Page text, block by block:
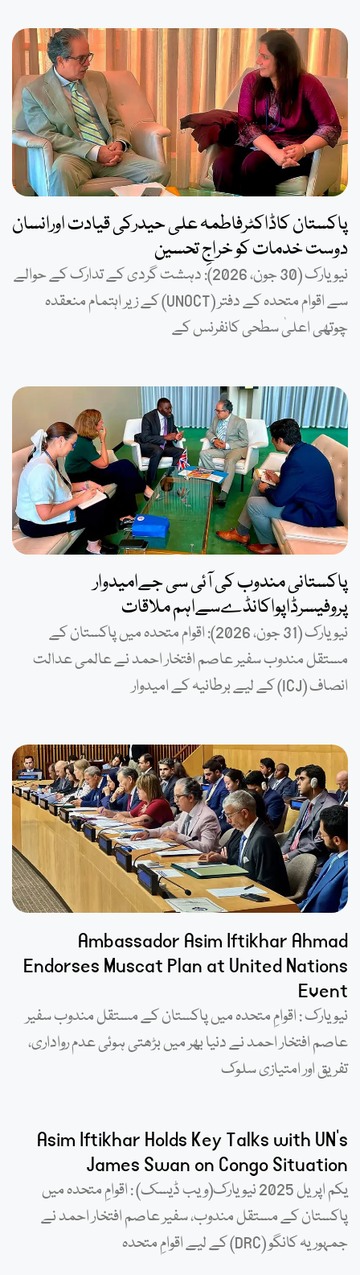
پاکستان کاڈاکٹرفاطمہ علی حیدرکی قیادت اورانسان
دوست خدمات کو خراجِ تحسین
نیویارک (30 جون، 2026): دہشت گردی کے تدارک کے حوالے
سے اقوام متحدہ کے دفتر (UNOCT) کے زیر اہتمام منعقدہ
چوتھی اعلیٰ سطحی کانفرنس کے
پاکستانی مندوب کی آئی سی جےامیدوار
پروفیسرڈاپواکانڈےسےاہم ملاقات
نیویارک (31 جون، 2026): اقوام متحدہ میں پاکستان کے
مستقل مندوب سفیر عاصم افتخار احمد نے عالمی عدالت
انصاف (ICJ) کے لیے برطانیہ کے امیدوار
Ambassador Asim Iftikhar Ahmad
Endorses Muscat Plan at United Nations
Event
نیویارک : اقوامِ متحدہ میں پاکستان کے مستقل مندوب سفیر
عاصم افتخار احمد نے دنیا بھر میں بڑھتی ہوئی عدم رواداری،
تفریق اور امتیازی سلوک
Asim Iftikhar Holds Key Talks with UN’s
James Swan on Congo Situation
یکم اپریل 2025 نیویارک(ویب ڈیسک) : اقوامِ متحدہ میں
پاکستان کے مستقل مندوب، سفیر عاصم افتخار احمد نے
جمہوریہ کانگو (DRC) کے لیے اقوامِ متحدہ